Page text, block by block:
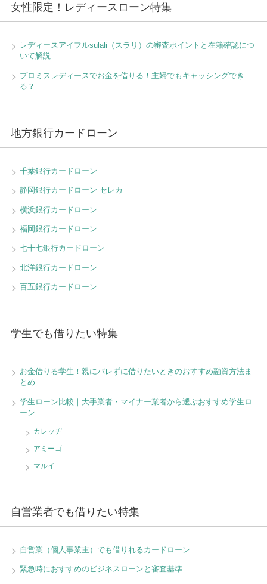
女性限定！レディースローン特集
レディースアイフルsulali（スラリ）の審査ポイントと在籍確認につ
いて解説
プロミスレディースでお金を借りる！主婦でもキャッシングでき
る？
地方銀行カードローン
千葉銀行カードローン
静岡銀行カードローン セレカ
横浜銀行カードローン
福岡銀行カードローン
七十七銀行カードローン
北洋銀行カードローン
百五銀行カードローン
学生でも借りたい特集
お金借りる学生！親にバレずに借りたいときのおすすめ融資方法ま
とめ
学生ローン比較｜大手業者・マイナー業者から選ぶおすすめ学生ロ
ーン
カレッヂ
アミーゴ
マルイ
自営業者でも借りたい特集
自営業（個人事業主）でも借りれるカードローン
緊急時におすすめのビジネスローンと審査基準